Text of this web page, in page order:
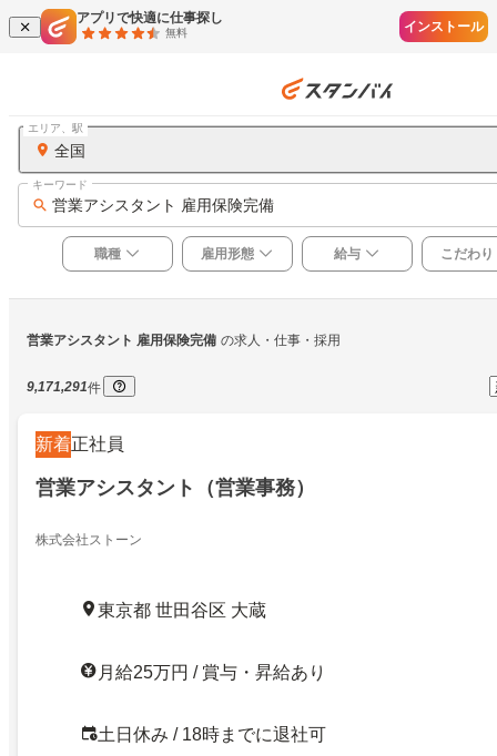
アプリで快適に仕事探し
無料 インストール
全国
エリア、駅
営業アシスタント 雇用保険完備
キーワード
職種 雇用形態 給与 こだわり
営業アシスタント 雇用保険完備 の求人・仕事・採用
9,171,291件
新着正社員
営業アシスタント（営業事務）
株式会社ストーン
東京都 世田谷区 大蔵
月給25万円 / 賞与・昇給あり
土日休み / 18時までに退社可